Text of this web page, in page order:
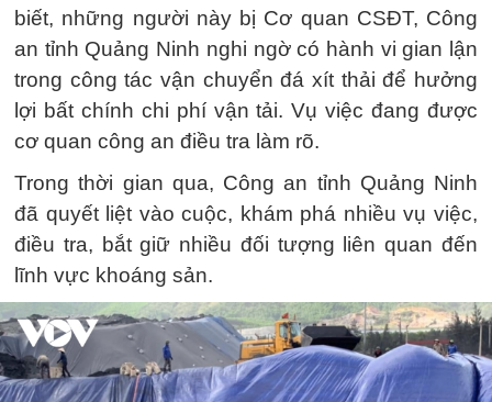
biết, những người này bị Cơ quan CSĐT, Công
an tỉnh Quảng Ninh nghi ngờ có hành vi gian lận
trong công tác vận chuyển đá xít thải để hưởng
lợi bất chính chi phí vận tải. Vụ việc đang được
cơ quan công an điều tra làm rõ.
Trong thời gian qua, Công an tỉnh Quảng Ninh
đã quyết liệt vào cuộc, khám phá nhiều vụ việc,
điều tra, bắt giữ nhiều đối tượng liên quan đến
lĩnh vực khoáng sản.